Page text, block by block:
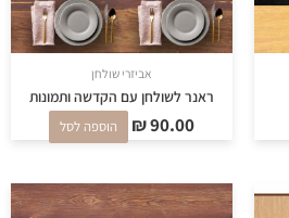
אביזרי שולחן
ראנר לשולחן עם הקדשה ותמונות
₪90.00 הוספה לסל